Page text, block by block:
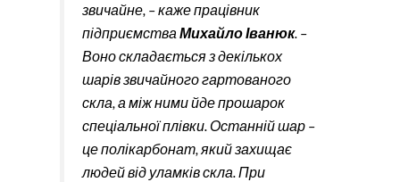
звичайне, – каже працівник
підприємства Михайло Іванюк. –
Воно складається з декількох
шарів звичайного гартованого
скла, а між ними йде прошарок
спеціальної плівки. Останній шар –
це полікарбонат, який захищає
людей від уламків скла. При